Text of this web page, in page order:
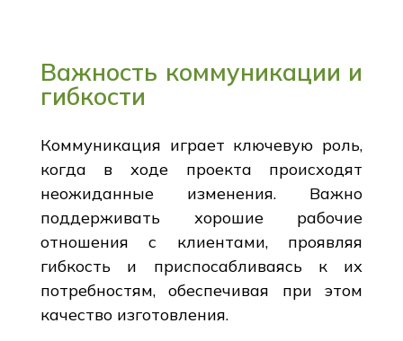
Важность коммуникации и
гибкости
Коммуникация играет ключевую роль,
когда в ходе проекта происходят
неожиданные изменения. Важно
поддерживать хорошие рабочие
отношения с клиентами, проявляя
гибкость и приспосабливаясь к их
потребностям, обеспечивая при этом
качество изготовления.